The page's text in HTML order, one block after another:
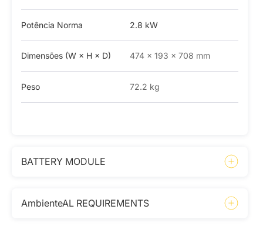
Potência Norma 2.8 kW
Dimensões (W × H × D) 474 × 193 × 708 mm
Peso 72.2 kg
BATTERY MODULE
AmbienteAL REQUIREMENTS